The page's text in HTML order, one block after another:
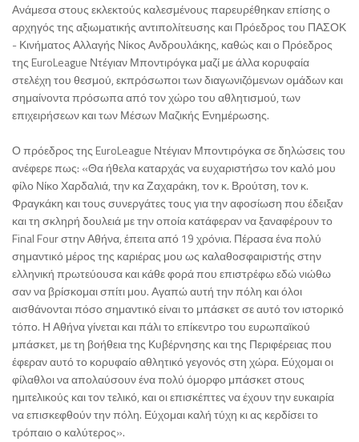
Ανάμεσα στους εκλεκτούς καλεσμένους παρευρέθηκαν επίσης ο
αρχηγός της αξιωματικής αντιπολίτευσης και Πρόεδρος του ΠΑΣΟΚ
- Κινήματος Αλλαγής Νίκος Ανδρουλάκης, καθώς και ο Πρόεδρος
της EuroLeague Ντέγιαν Μποντιρόγκα μαζί με άλλα κορυφαία
στελέχη του θεσμού, εκπρόσωποι των διαγωνιζόμενων ομάδων και
σημαίνοντα πρόσωπα από τον χώρο του αθλητισμού, των
επιχειρήσεων και των Μέσων Μαζικής Ενημέρωσης.
Ο πρόεδρος της EuroLeague Ντέγιαν Μποντιρόγκα σε δηλώσεις του
ανέφερε πως: «Θα ήθελα καταρχάς να ευχαριστήσω τον καλό μου
φίλο Νίκο Χαρδαλιά, την κα Ζαχαράκη, τον κ. Βρούτση, τον κ.
Φραγκάκη και τους συνεργάτες τους για την αφοσίωση που έδειξαν
και τη σκληρή δουλειά με την οποία κατάφεραν να ξαναφέρουν το
Final Four στην Αθήνα, έπειτα από 19 χρόνια. Πέρασα ένα πολύ
σημαντικό μέρος της καριέρας μου ως καλαθοσφαιριστής στην
ελληνική πρωτεύουσα και κάθε φορά που επιστρέφω εδώ νιώθω
σαν να βρίσκομαι σπίτι μου. Αγαπώ αυτή την πόλη και όλοι
αισθάνονται πόσο σημαντικό είναι το μπάσκετ σε αυτό τον ιστορικό
τόπο. Η Αθήνα γίνεται και πάλι το επίκεντρο του ευρωπαϊκού
μπάσκετ, με τη βοήθεια της Κυβέρνησης και της Περιφέρειας που
έφεραν αυτό το κορυφαίο αθλητικό γεγονός στη χώρα. Εύχομαι οι
φίλαθλοι να απολαύσουν ένα πολύ όμορφο μπάσκετ στους
ημιτελικούς και τον τελικό, και οι επισκέπτες να έχουν την ευκαιρία
να επισκεφθούν την πόλη. Εύχομαι καλή τύχη κι ας κερδίσει το
τρόπαιο ο καλύτερος».